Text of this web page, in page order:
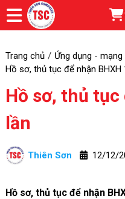
Trang chủ
Ứng dụng - mạng
Hồ sơ, thủ tục để nhận BHXH
Hồ sơ, thủ tục
lần
Thiên Sơn 12/12/
Hồ sơ, thủ tục để nhận